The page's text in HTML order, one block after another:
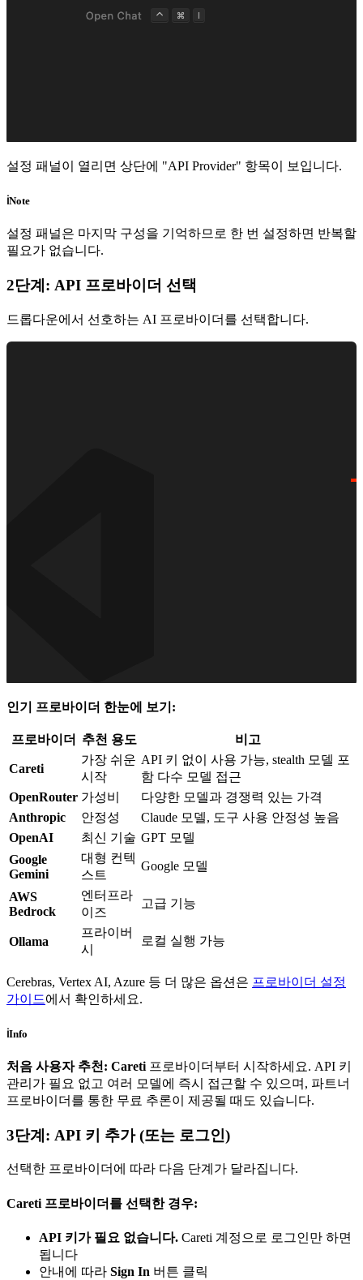
설정 패널이 열리면 상단에 "API Provider" 항목이 보입니다.
ℹ️Note
설정 패널은 마지막 구성을 기억하므로 한 번 설정하면 반복할
필요가 없습니다.
2단계: API 프로바이더 선택
드롭다운에서 선호하는 AI 프로바이더를 선택합니다.
인기 프로바이더 한눈에 보기:
프로바이더 추천 용도 비고
Careti
가장 쉬운
시작
API 키 없이 사용 가능, stealth 모델 포
함 다수 모델 접근
OpenRouter 가성비
다양한 모델과 경쟁력 있는 가격
Anthropic
안정성
Claude 모델, 도구 사용 안정성 높음
OpenAI
최신 기술 GPT 모델
Google
Gemini
대형 컨텍
스트
Google 모델
AWS
Bedrock
엔터프라
이즈
고급 기능
Ollama
프라이버
시
로컬 실행 가능
Cerebras, Vertex AI, Azure 등 더 많은 옵션은 프로바이더 설정
가이드에서 확인하세요.
ℹ️Info
처음 사용자 추천: Careti 프로바이더부터 시작하세요. API 키
관리가 필요 없고 여러 모델에 즉시 접근할 수 있으며, 파트너
프로바이더를 통한 무료 추론이 제공될 때도 있습니다.
3단계: API 키 추가 (또는 로그인)
선택한 프로바이더에 따라 다음 단계가 달라집니다.
Careti 프로바이더를 선택한 경우:
API 키가 필요 없습니다. Careti 계정으로 로그인만 하면
됩니다
안내에 따라 Sign In 버튼 클릭